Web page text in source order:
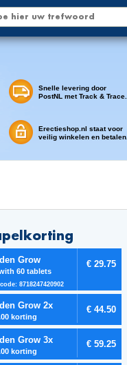
Snelle levering door
PostNL met Track & Trace.
Erectieshop.nl staat voor
veilig winkelen en betalen.
Grow
60 tablets
8718247420902
€ 29.75
Grow 2x
korting
€ 44.50
Grow 3x
korting
€ 59.25